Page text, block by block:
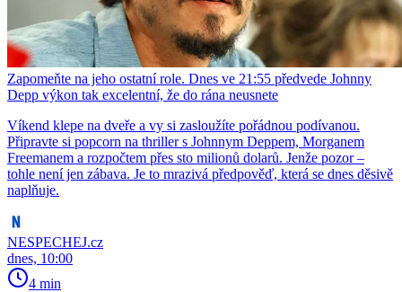
Zapomeňte na jeho ostatní role. Dnes ve 21:55 předvede Johnny
Depp výkon tak excelentní, že do rána neusnete
Víkend klepe na dveře a vy si zasloužíte pořádnou podívanou.
Připravte si popcorn na thriller s Johnnym Deppem, Morganem
Freemanem a rozpočtem přes sto milionů dolarů. Jenže pozor –
tohle není jen zábava. Je to mrazivá předpověď, která se dnes děsivě
naplňuje.
NESPECHEJ.cz
dnes, 10:00
4 min